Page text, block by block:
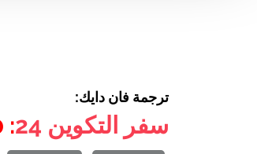
ترجمة فان دايك:
سفر التكوين 24
: 50